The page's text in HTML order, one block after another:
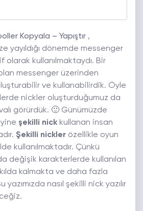
Kopyala – Yapıştır ,
yayıldığı dönemde messenger
olarak kullanılmaktaydı. Bir
messenger üzerinden
ve kullanabilirdik. Öyle
nickler oluşturduğumuz da
görürdük. 🙂 Günümüzde
şekilli nick kullanan insan
Şekilli nickler özellikle oyun
kullanılmaktadır. Çünkü
değişik karakterlerde kullanılan
kalmakta ve daha fazla
yazımızda nasıl şekilli nick yazılır